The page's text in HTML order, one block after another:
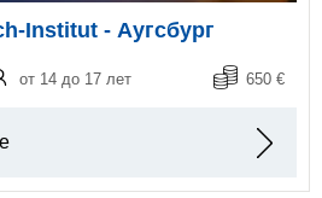
Institut - Аугсбург
от 14 до 17 лет 650 €